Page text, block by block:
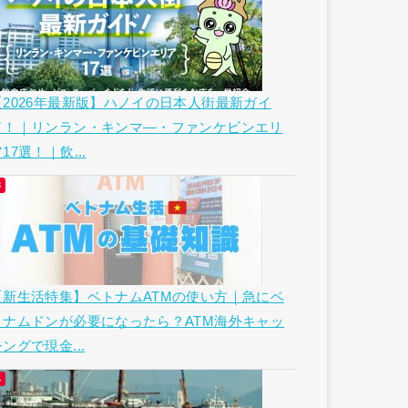
2026年最新版】ハノイの日本人街最新ガイ
！｜リンラン・キンマ―・ファンケビンエリ
17選！｜飲...
新生活特集】ベトナムATMの使い方｜急にベ
ナムドンが必要になったら？ATM海外キャッ
ングで現金...